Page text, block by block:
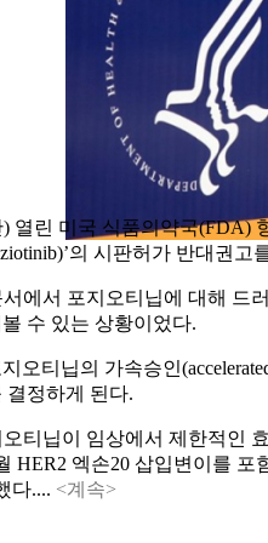
열린 미국 식품의약국(FDA)
의 시판허가 반대권
에서 포지오티닙에 대해
수 있는 상황이었다.
오티닙의 가속승인
결정하게 된다.
티닙이 임상에서 제한적인
엑손20 삽입변이를 포
다.... <계속>